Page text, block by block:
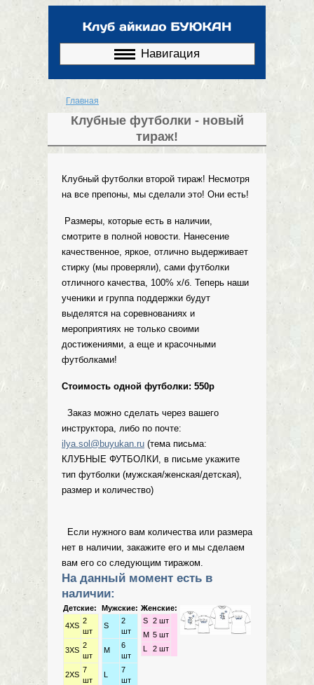
основному
Навигация
Вы здесь
Главная
Клубные футболки - новый
тираж!
Клубный футболки второй тираж! Несмотря
на все препоны, мы сделали это! Они есть!
Размеры, которые есть в наличии,
смотрите в полной новости. Нанесение
качественное, яркое, отлично выдерживает
стирку (мы проверяли), сами футболки
отличного качества, 100% х/б. Теперь наши
ученики и группа поддержки будут
выделятся на соревнованиях и
мероприятиях не только своими
достижениями, а еще и красочными
футболками!
Стоимость одной футболки: 550р
Заказ можно сделать через вашего
инструктора, либо по почте:
ilya.sol@buyukan.ru (тема письма:
КЛУБНЫЕ ФУТБОЛКИ, в письме укажите
тип футболки (мужская/женская/детская),
размер и количество)
Если нужного вам количества или размера
нет в наличии, закажите его и мы сделаем
вам его со следующим тиражом.
На данный момент есть в
наличии:
Детские:
4XS
2
шт
3XS
2
шт
2XS
7
шт
Мужские:
S
2
шт
M
6
шт
L
7
шт
Женские:
S 2 шт
M 5 шт
L
2 шт